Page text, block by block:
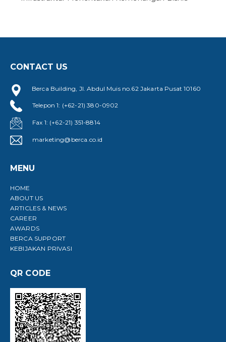
CONTACT US
Berca Building, Jl. Abdul Muis no.62 Jakarta Pusat 10160
Telepon 1: (+62-21) 380-0902
Fax 1: (+62-21) 351-8814
marketing@berca.co.id
MENU
HOME
ABOUT US
ARTICLES & NEWS
CAREER
AWARDS
BERCA SUPPORT
KEBIJAKAN PRIVASI
QR CODE